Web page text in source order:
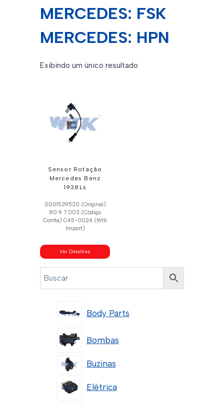
MERCEDES: FSK
MERCEDES: HPN
Exibindo um único resultado
Sensor Rotação
Mercedes Benz
1938Ls
0001539520 (Original)
80.9.7.003 (Código
Confia) C45-0024 (Wtk
Import)
Ver Detalhes
Body Parts
Bombas
Buzinas
Elétrica